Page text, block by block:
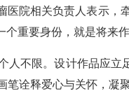
医院相关负责人表示，
个重要身份，就是将来
人不限。设计作品应立
笔诠释爱心与关怀，凝